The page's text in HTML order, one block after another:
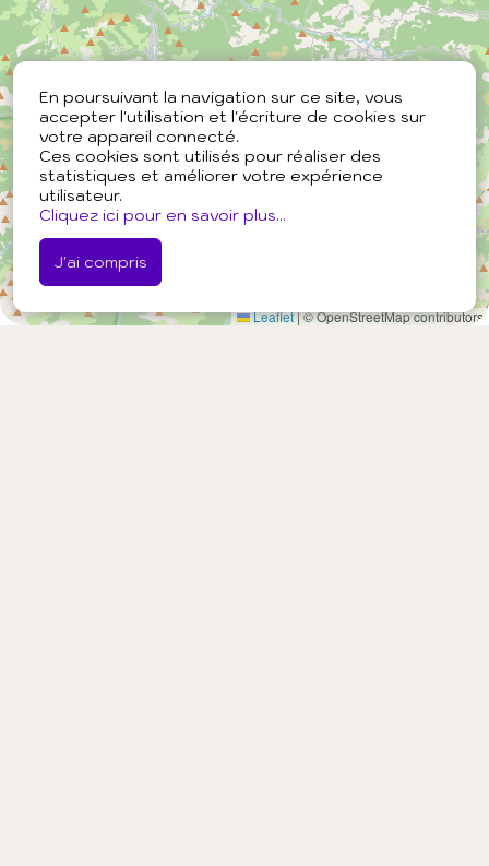
En poursuivant la navigation sur ce site, vous
accepter l'utilisation et l'écriture de cookies sur
votre appareil connecté.
Ces cookies sont utilisés pour réaliser des
statistiques et améliorer votre expérience
utilisateur.
Cliquez ici pour en savoir plus...
J'ai compris
Leaflet|© OpenStreetMap contributors